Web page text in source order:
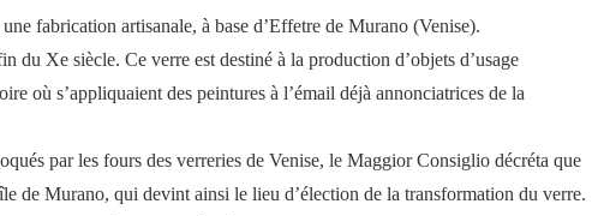
fabrication artisanale, à base d’Effetre de Murano (Venise).
du Xe siècle. Ce verre est destiné à la production d’objets d’usage
où s’appliquaient des peintures à l’émail déjà annonciatrices de la
par les fours des verreries de Venise, le Maggior Consiglio décréta que
de Murano, qui devint ainsi le lieu d’élection de la transformation du verre.